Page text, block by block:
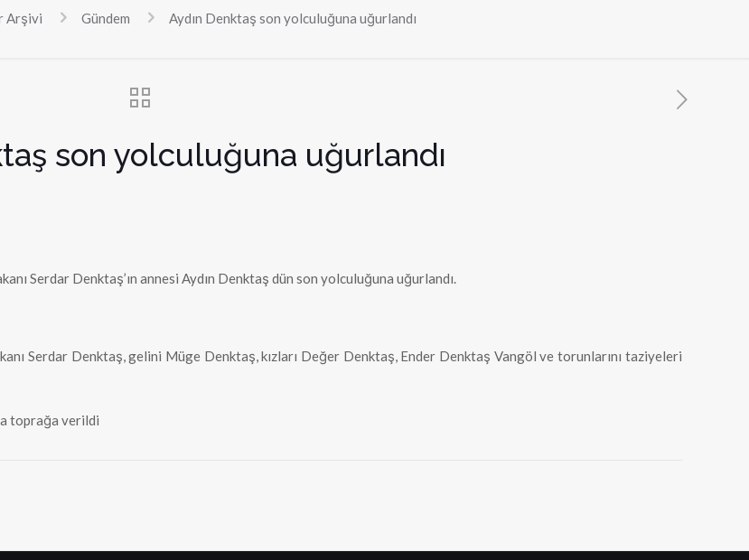
Arşivi Gündem Aydın Denktaş son yolculuğuna uğurlandı
son yolculuğuna uğurlandı
Serdar Denktaş’ın annesi Aydın Denktaş dün son yolculuğuna uğurlandı.
Serdar Denktaş, gelini Müge Denktaş, kızları Değer Denktaş, Ender Denktaş Vangöl ve torunlarını taziyeleri
toprağa verildi